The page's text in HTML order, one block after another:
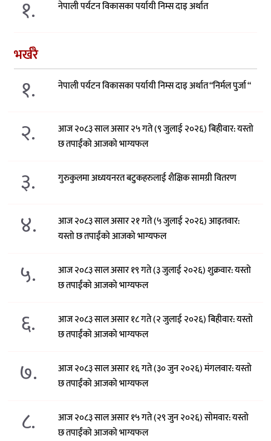
१. नेपाली पर्यटन विकासका पर्यायी निम्स दाइ अर्थात
भर्खरै
१. नेपाली पर्यटन विकासका पर्यायी निम्स दाइ अर्थात “निर्मल पुर्जा “
२.
आज २०८३ साल असार २५ गते (९ जुलाई २०२६) बिहीवार: यस्तो
छ तपाईंको आजको भाग्यफल
३. गुरुकुलमा अध्ययनरत बटुकहरुलाई शैक्षिक सामग्री वितरण
४.
आज २०८३ साल असार २१ गते (५ जुलाई २०२६) आइतवार:
यस्तो छ तपाईंको आजको भाग्यफल
५.
आज २०८३ साल असार १९ गते (३ जुलाई २०२६) शुक्रवार: यस्तो
छ तपाईंको आजको भाग्यफल
६.
आज २०८३ साल असार १८ गते (२ जुलाई २०२६) बिहीवार: यस्तो
छ तपाईंको आजको भाग्यफल
७.
आज २०८३ साल असार १६ गते (३० जुन २०२६) मंगलवार: यस्तो
छ तपाईंको आजको भाग्यफल
८.
आज २०८३ साल असार १५ गते (२९ जुन २०२६) साेमवार: यस्तो
छ तपाईंको आजको भाग्यफल